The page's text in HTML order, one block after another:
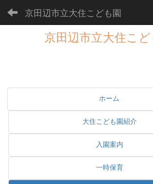
京田辺市立大住こども園
京田辺市立大住こど
ホーム
大住こども園紹介
入園案内
一時保育